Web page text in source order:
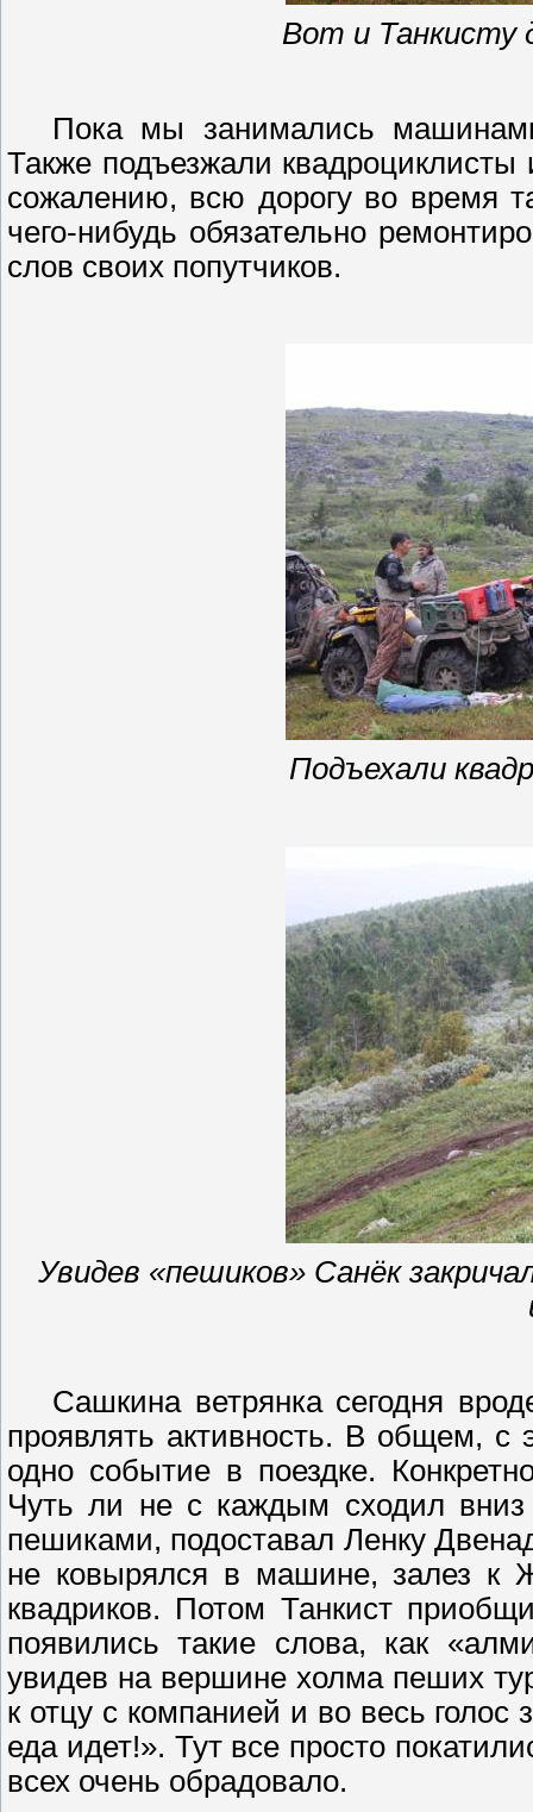
Вот и Танкисту
Пока мы занимались
Также подъезжали квадроциклисты
сожалению, всю дорогу во время
чего-нибудь обязательно
слов своих попутчиков.
Подъехали
Увидев «пешиков» Санёк
Сашкина ветрянка сегодня
проявлять активность. В общем, с
одно событие в поездке.
Чуть ли не с каждым сходил
пешиками, подоставал ЛенкуД
не ковырялся в машине, залез к
квадриков. Потом Танкист
появились такие слова, как «
увидев на вершине холма пеших
к отцу с компанией и во весь
еда идет!». Тут все просто
всех очень обрадовало.